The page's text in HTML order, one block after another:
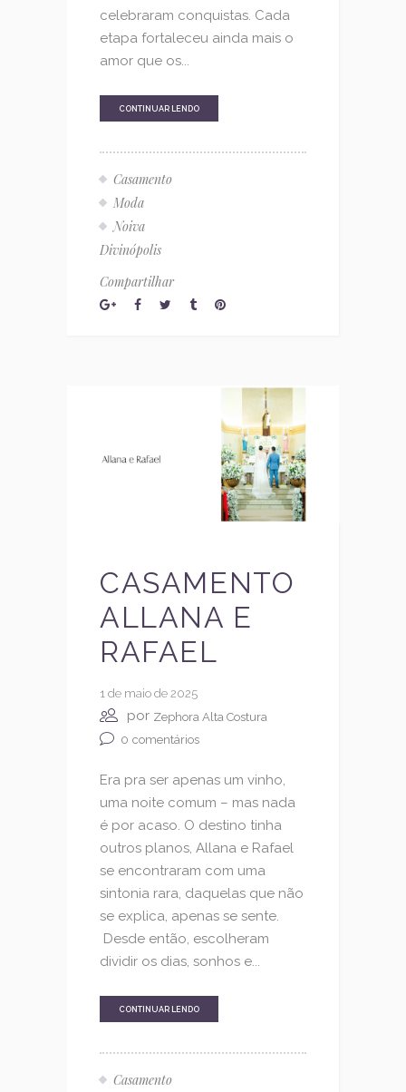
celebraram conquistas. Cada
etapa fortaleceu ainda mais o
amor que os...
CONTINUAR LENDO
Casamento
Moda
Noiva
Divinópolis
Compartilhar
CASAMENTO
ALLANA E
RAFAEL
1 de maio de 2025
por Zephora Alta Costura
0 comentários
Era pra ser apenas um vinho,
uma noite comum – mas nada
é por acaso. O destino tinha
outros planos, Allana e Rafael
se encontraram com uma
sintonia rara, daquelas que não
se explica, apenas se sente.
Desde então, escolheram
dividir os dias, sonhos e...
CONTINUAR LENDO
Casamento